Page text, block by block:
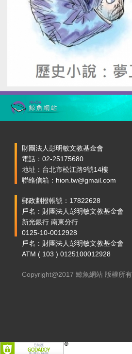
財團法人彭明敏文教基金會
電話：02-25175680
地址：台北市松江路9號14樓
聯絡信箱：hion.tw@gmail.com
郵政劃撥帳號：17822628
戶名：財團法人彭明敏文教基金會
新光銀行 南東分行
0125-10-0012928
戶名：財團法人彭明敏文教基金會
ATM ( 103 ) 0125100012928
Copyright@2017 鯨魚網站 版權所有